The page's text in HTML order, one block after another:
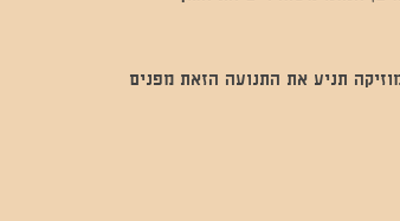
תניע את התנועה הזאת מפנים